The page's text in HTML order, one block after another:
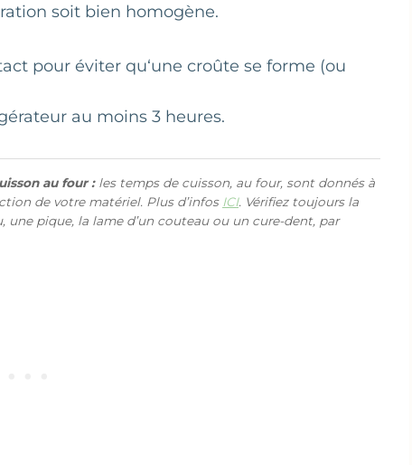
soit bien homogène.
pour éviter qu‘une croûte se forme (ou
au moins 3 heures.
au four :les temps de cuisson, au four, sont donnés à
de votre matériel. Plus d’infos ICI. Vérifiez toujours la
pique, la lame d’un couteau ou un cure-dent, par